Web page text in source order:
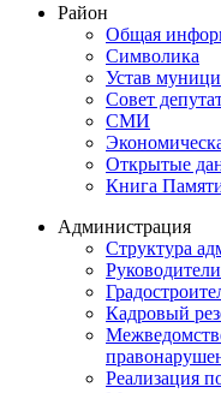
Район
Общая
Символика
Устав
Совет
СМИ
Открытые
Книга
Администрация
Структура
Руководители
Кадровый
Реализация